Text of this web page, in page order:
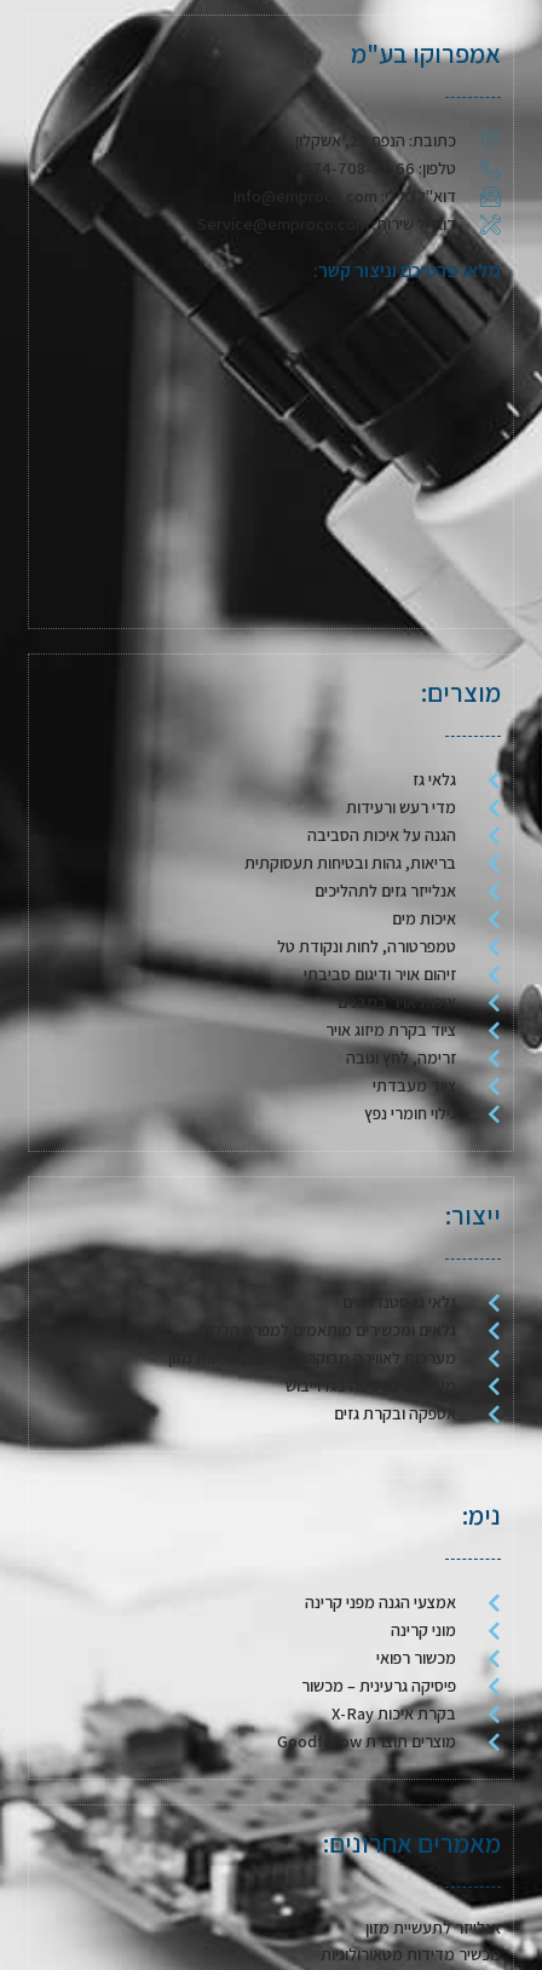
אמפרוקו בע"מ
כתובת: הנפח 28, אשקלון
טלפון: 074-708-71-66
דוא"ל כללי: Info@emproco.com
דוא"ל שירות: Service@emproco.com
מלאו פרטיכם וניצור קשר:
מוצרים:
גלאי גז
מדי רעש ורעידות
הגנה על איכות הסביבה
בריאות, גהות ובטיחות תעסוקתית
אנלייזר גזים לתהליכים
איכות מים
טמפרטורה, לחות ונקודת טל
זיהום אויר ודיגום סביבתי
איכות אויר במבנים
ציוד בקרת מיזוג אויר
זרימה, לחץ וגובה
ציוד מעבדתי
גילוי חומרי נפץ
ייצור:
גלאי גז סטנדרטים
גלאים ומכשירים מותאמים למפרט הלקוח
מערכות לאווירה מבוקרת / דגימת אריזות מזון
מערכות לשטיפה בגז וייבוש
אספקה ובקרת גזים
נימ:
אמצעי הגנה מפני קרינה
מוני קרינה
מכשור רפואי
פיסיקה גרעינית – מכשור
בקרת איכות X-Ray
מוצרים תוצרת Goodfellow
מאמרים אחרונים:
אנלייזר לתעשיית מזון
מכשיר מדידות מטאורולוגיות